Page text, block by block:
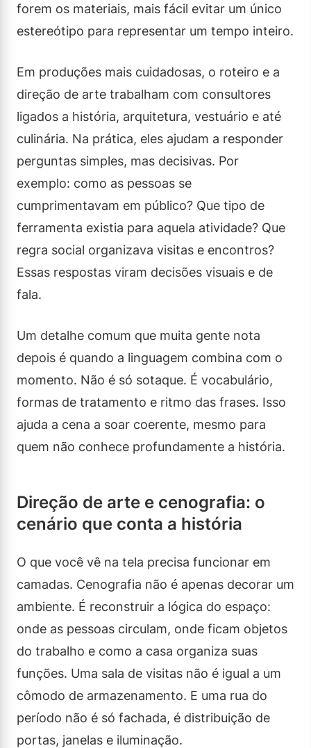
forem os materiais, mais fácil evitar um único
estereótipo para representar um tempo inteiro.
Em produções mais cuidadosas, o roteiro e a
direção de arte trabalham com consultores
ligados a história, arquitetura, vestuário e até
culinária. Na prática, eles ajudam a responder
perguntas simples, mas decisivas. Por
exemplo: como as pessoas se
cumprimentavam em público? Que tipo de
ferramenta existia para aquela atividade? Que
regra social organizava visitas e encontros?
Essas respostas viram decisões visuais e de
fala.
Um detalhe comum que muita gente nota
depois é quando a linguagem combina com o
momento. Não é só sotaque. É vocabulário,
formas de tratamento e ritmo das frases. Isso
ajuda a cena a soar coerente, mesmo para
quem não conhece profundamente a história.
Direção de arte e cenografia: o
cenário que conta a história
O que você vê na tela precisa funcionar em
camadas. Cenografia não é apenas decorar um
ambiente. É reconstruir a lógica do espaço:
onde as pessoas circulam, onde ficam objetos
do trabalho e como a casa organiza suas
funções. Uma sala de visitas não é igual a um
cômodo de armazenamento. E uma rua do
período não é só fachada, é distribuição de
portas, janelas e iluminação.